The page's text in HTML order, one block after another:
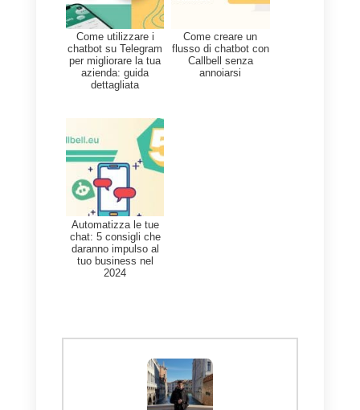
costo associato a Zapier.
Integrando Callbell e Formidable
automaticamente nuovi contatti
utilizzando Callbell Webhooks.